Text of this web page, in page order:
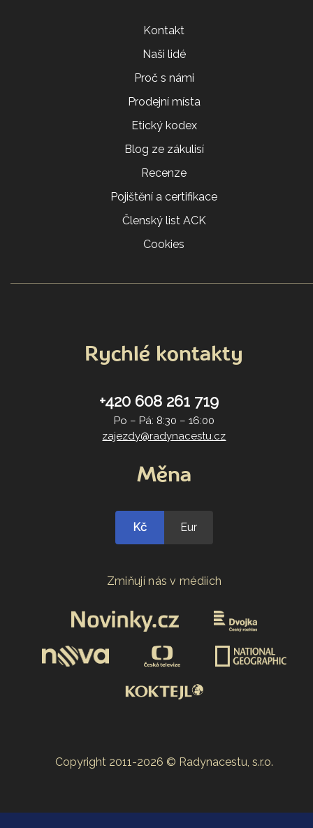
Kontakt
Naši lidé
Proč s námi
Prodejní místa
Etický kodex
Blog ze zákulisí
Recenze
Pojištění a certifikace
Členský list ACK
Cookies
Rychlé kontakty
+420 608 261 719
Po – Pá: 8:30 – 16:00
zajezdy@radynacestu.cz
Měna
Kč Eur
Zmiňují nás v médiích
Copyright 2011-2026 © Radynacestu, s.r.o.